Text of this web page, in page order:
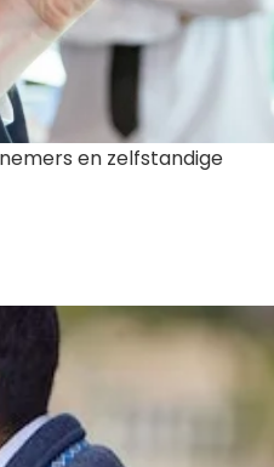
en zelfstandige